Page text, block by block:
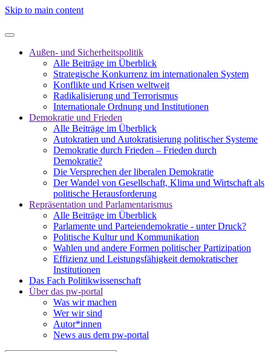
Skip to main content
Außen- und Sicherheitspolitik
Alle Beiträge im Überblick
Strategische Konkurrenz im internationalen System
Konflikte und Krisen weltweit
Radikalisierung und Terrorismus
Internationale Ordnung und Institutionen
Demokratie und Frieden
Alle Beiträge im Überblick
Autokratien und Autokratisierung politischer Systeme
Demokratie durch Frieden – Frieden durch
Demokratie?
Die Versprechen der liberalen Demokratie
Der Wandel von Gesellschaft, Klima und Wirtschaft als
politische Herausforderung
Repräsentation und Parlamentarismus
Alle Beiträge im Überblick
Parlamente und Parteiendemokratie - unter Druck?
Politische Kultur und Kommunikation
Wahlen und andere Formen politischer Partizipation
Effizienz und Leistungsfähigkeit demokratischer
Institutionen
Das Fach Politikwissenschaft
Über das pw-portal
Was wir machen
Wer wir sind
Autor*innen
News aus dem pw-portal